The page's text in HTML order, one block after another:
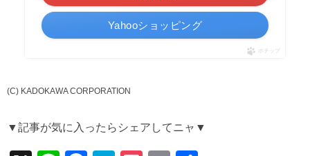
Yahooショッピング
ポチップ
(C) KADOKAWA CORPORATION
▼記事が気に入ったらシェアしてニャ▼